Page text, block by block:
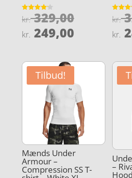
Vurderet
4.2
kr.329,00Den
kr.
kr. 249,00Den
pris
er:
kr.
Vurderet
3.9
kr.
kr.
Tilbud!
Mænds Under
Armour –
Compression SS T- –